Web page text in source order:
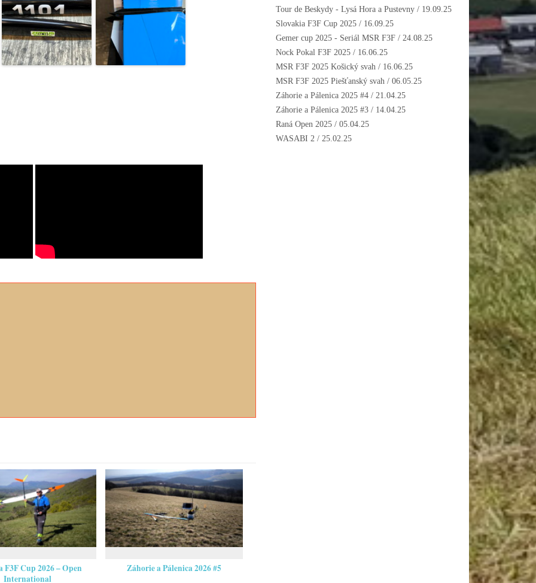
F3F Cup 2026 – Open
International
Záhorie a Pálenica 2026 #5
Tour de Beskydy - Lysá Hora a Pustevny/ 19.09.25
Slovakia F3F Cup 2025/ 16.09.25
Gemer cup 2025 - Seriál MSR F3F/ 24.08.25
Nock Pokal F3F 2025/ 16.06.25
MSR F3F 2025 Košický svah / 16.06.25
MSR F3F 2025 Piešťanský svah / 06.05.25
Záhorie a Pálenica 2025 #4/ 21.04.25
Záhorie a Pálenica 2025 #3/ 14.04.25
Raná Open 2025/ 05.04.25
WASABI 2 / 25.02.25